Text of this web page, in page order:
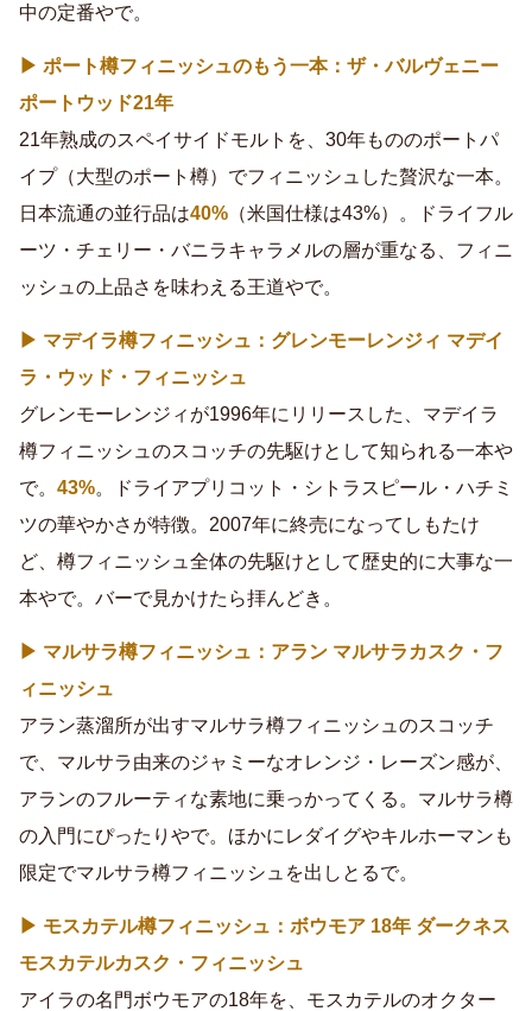
中の定番やで。
▶ ポート樽フィニッシュのもう一本：ザ・バルヴェニー
ポートウッド21年
21年熟成のスペイサイドモルトを、30年もののポートパ
イプ（大型のポート樽）でフィニッシュした贅沢な一本。
日本流通の並行品は40% （米国仕様は43%）。ドライフル
ーツ・チェリー・バニラキャラメルの層が重なる、フィニ
ッシュの上品さを味わえる王道やで。
▶ マデイラ樽フィニッシュ：グレンモーレンジィ マデイ
ラ・ウッド・フィニッシュ
グレンモーレンジィが1996年にリリースした、マデイラ
樽フィニッシュのスコッチの先駆けとして知られる一本や
で。 43%。ドライアプリコット・シトラスピール・ハチミ
ツの華やかさが特徴。2007年に終売になってしもたけ
ど、樽フィニッシュ全体の先駆けとして歴史的に大事な一
本やで。バーで見かけたら拝んどき。
▶ マルサラ樽フィニッシュ：アラン マルサラカスク・フ
ィニッシュ
アラン蒸溜所が出すマルサラ樽フィニッシュのスコッチ
で、マルサラ由来のジャミーなオレンジ・レーズン感が、
アランのフルーティな素地に乗っかってくる。マルサラ樽
の入門にぴったりやで。ほかにレダイグやキルホーマンも
限定でマルサラ樽フィニッシュを出しとるで。
▶ モスカテル樽フィニッシュ：ボウモア 18年 ダークネス
モスカテルカスク・フィニッシュ
アイラの名門ボウモアの18年を、モスカテルのオクター